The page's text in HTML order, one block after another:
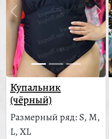
Купальник
(чёрный)
Размерный ряд: S, M,
L, XL